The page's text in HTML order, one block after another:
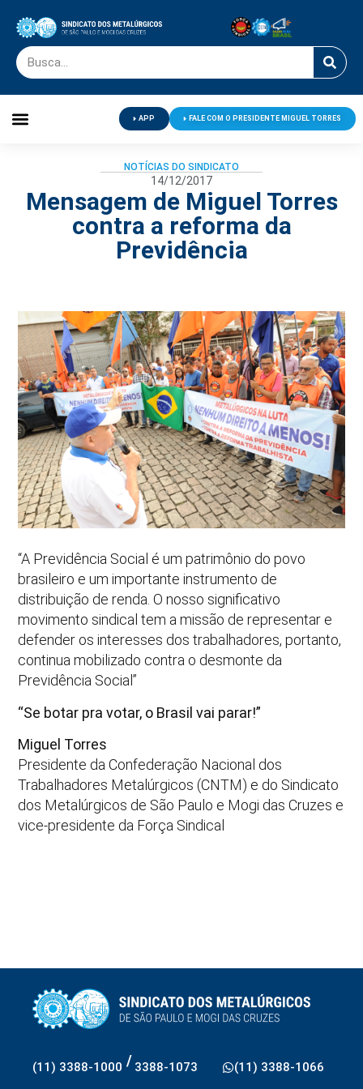
APP FALE COM O PRESIDENTE MIGUEL TORRES
NOTÍCIAS DO SINDICATO
14/12/2017
Mensagem de Miguel Torres
contra a reforma da
Previdência
“A Previdência Social é um patrimônio do povo
brasileiro e um importante instrumento de
distribuição de renda. O nosso significativo
movimento sindical tem a missão de representar e
defender os interesses dos trabalhadores, portanto,
continua mobilizado contra o desmonte da
Previdência Social”
“Se botar pra votar, o Brasil vai parar!”
Miguel Torres
Presidente da Confederação Nacional dos
Trabalhadores Metalúrgicos (CNTM) e do Sindicato
dos Metalúrgicos de São Paulo e Mogi das Cruzes e
vice-presidente da Força Sindical
(11) 3388-1000 / 3388-1073 (11) 3388-1066